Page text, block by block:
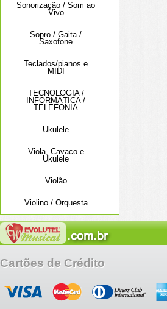
Sonorização / Som ao
Vivo
Sopro / Gaita /
Saxofone
Teclados/pianos e
MIDI
TECNOLOGIA /
INFORMÁTICA /
TELEFONIA
Ukulele
Viola, Cavaco e
Ukulele
Violão
Violino / Orquesta
Cartões de Crédito